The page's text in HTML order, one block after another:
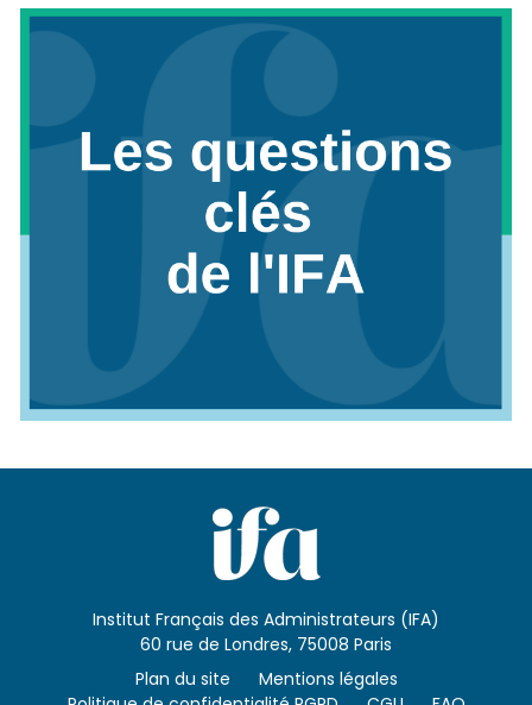
Institut Français des Administrateurs (IFA)
60 rue de Londres, 75008 Paris
Plan du site
Mentions légales